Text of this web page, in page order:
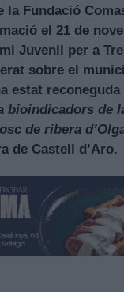
la Fundació
el 21 de
Juvenil per a
sobre el
estat
bioindicadors de
de ribera
de Castell d’Aro.